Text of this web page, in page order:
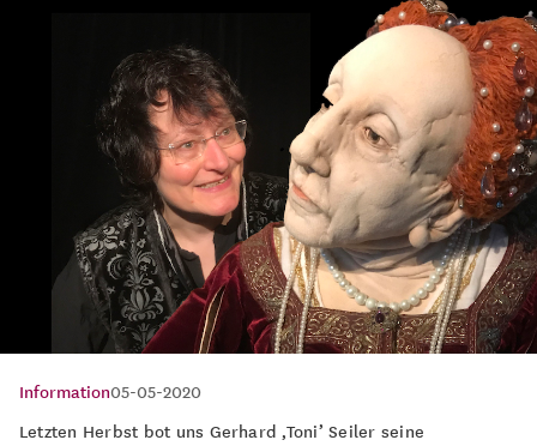
Information05-05-2020
Letzten Herbst bot uns Gerhard ‚Toni’ Seiler seine